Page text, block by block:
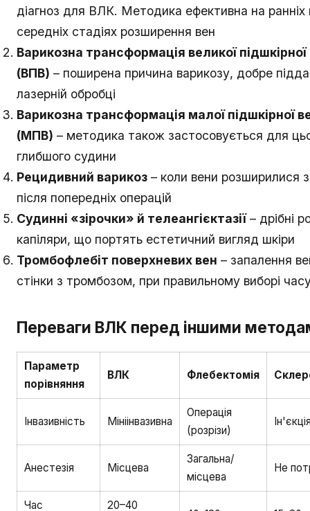
діагноз для ВЛК. Методика ефективна на ранніх
середніх стадіях розширення вен
Варикозна трансформація великої підшкірної
(ВПВ) – поширена причина варикозу, добре
лазерній обробці
Варикозна трансформація малої підшкірної
(МПВ) – методика також застосовується для
глибшого судини
Рецидивний варикоз – коли вени розширилися
після попередніх операцій
Судинні «зірочки» й телеангієктазії– дрібні
капіляри, що портять естетичний вигляд шкіри
Тромбофлебіт поверхневих вен – запалення
стінки з тромбозом, при правильному виборі
Переваги ВЛК перед іншими
Параметр
порівняння
ВЛК Флебектомія
Інвазивність Мініінвазивна
Операція
(розрізи)
Анестезія Місцева
Загальна/
місцева
Не
Час 20–40